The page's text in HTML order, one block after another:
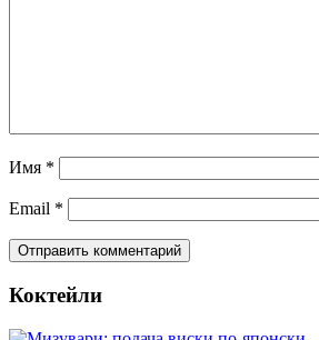
Имя *
Email *
Коктейли